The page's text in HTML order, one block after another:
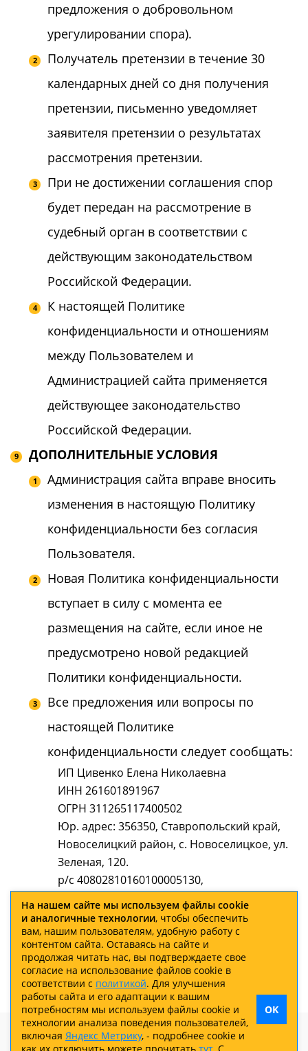
предложения о добровольном
урегулировании спора).
Получатель претензии в течение 30
календарных дней со дня получения
претензии, письменно уведомляет
заявителя претензии о результатах
рассмотрения претензии.
При не достижении соглашения спор
будет передан на рассмотрение в
судебный орган в соответствии с
действующим законодательством
Российской Федерации.
К настоящей Политике
конфиденциальности и отношениям
между Пользователем и
Администрацией сайта применяется
действующее законодательство
Российской Федерации.
ДОПОЛНИТЕЛЬНЫЕ УСЛОВИЯ
Администрация сайта вправе вносить
изменения в настоящую Политику
конфиденциальности без согласия
Пользователя.
Новая Политика конфиденциальности
вступает в силу с момента ее
размещения на сайте, если иное не
предусмотрено новой редакцией
Политики конфиденциальности.
Все предложения или вопросы по
настоящей Политике
конфиденциальности следует сообщать:
ИП Цивенко Елена Николаевна
ИНН 261601891967
ОГРН 311265117400502
Юр. адрес: 356350, Ставропольский край,
Новоселицкий район, с. Новоселицкое, ул.
Зеленая, 120.
р/с 40802810160100005130,
к/с 30101810907020000615
БИК 040702615,
Ставропольское отд. № 5230 ПАО Сбербанка
г. Ставрополь
WWW: golden-sands26.ru
На нашем сайте мы используем файлы cookie
и аналогичные технологии, чтобы обеспечить
вам, нашим пользователям, удобную работу с
контентом сайта. Оставаясь на сайте и
продолжая читать нас, вы подтверждаете свое
согласие на использование файлов cookie в
соответствии с политикой. Для улучшения
работы сайта и его адаптации к вашим
потребностям мы используем файлы cookie и
технологии анализа поведения пользователей,
включая Яндекс Метрику, - подробнее cookie и
OK